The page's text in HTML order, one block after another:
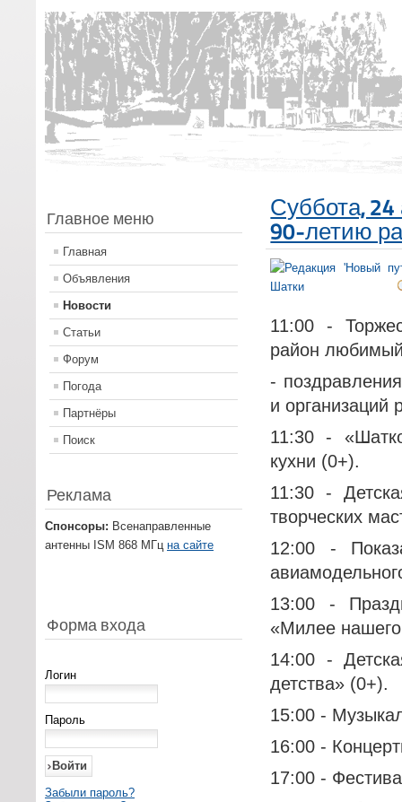
Главное меню
Главная
Объявления
Новости
Статьи
Форум
Погода
Партнёры
Поиск
Реклама
Спонсоры: Всенаправленные
антенны ISM 868 МГц на сайте
Форма входа
Логин
Пароль
Забыли пароль?
Суббота, 24
90-летию
11:00 -
район
-
и организаций
11:30 -
кухни (0+).
11:30 -
творческих
12:00 -
13:00 -
«Милее
14:00 -
детства» (0+).
15:00 -
16:00 -
17:00 -